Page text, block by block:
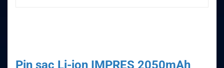
Pin sạc Li-ion IMPRES 2050mAh